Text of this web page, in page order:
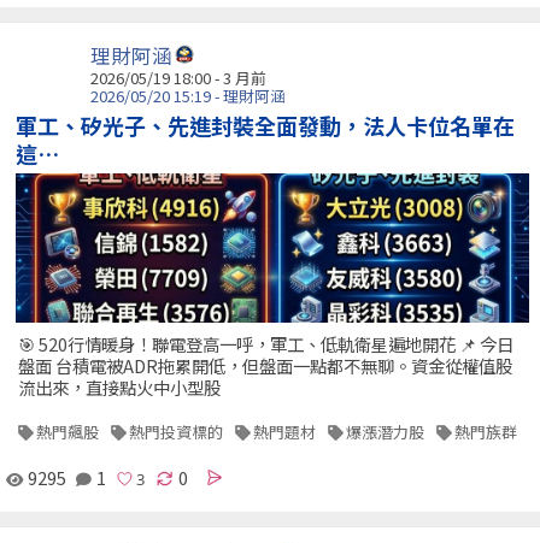
理財阿涵
2026/05/19 18:00 - 3 月前
2026/05/20 15:19 - 理財阿涵
軍工、矽光子、先進封裝全面發動，法人卡位名單在
這…
🎯 520行情暖身！聯電登高一呼，軍工、低軌衛星遍地開花 📌 今日
盤面 台積電被ADR拖累開低，但盤面一點都不無聊。資金從權值股
流出來，直接點火中小型股
熱門飆股 熱門投資標的 熱門題材 爆漲潛力股 熱門族群
9295 1 0